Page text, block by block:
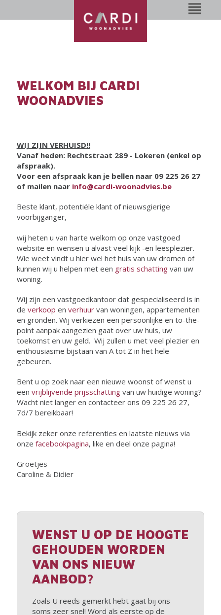
WELKOM BIJ CARDI
WOONADVIES
WIJ ZIJN VERHUISD!!
Vanaf heden: Rechtstraat 289 - Lokeren (enkel op
afspraak).
Voor een afspraak kan je bellen naar 09 225 26 27
of mailen naar info@cardi-woonadvies.be
Beste klant, potentiële klant of nieuwsgierige
voorbijganger,
wij heten u van harte welkom op onze vastgoed
website en wensen u alvast veel kijk -en leesplezier.
Wie weet vindt u hier wel het huis van uw dromen of
kunnen wij u helpen met een gratis schattingvan uw
woning.
Wij zijn een vastgoedkantoor dat gespecialiseerd is in
de verkoop en verhuurvan woningen, appartementen
en gronden. Wij verkiezen een persoonlijke en to-the-
point aanpak aangezien gaat over uw huis, uw
toekomst en uw geld. Wij zullen u met veel plezier en
enthousiasme bijstaan van A tot Z in het hele
gebeuren.
Bent u op zoek naar een nieuwe woonst of wenst u
een vrijblijvende prijsschattingvan uw huidige woning?
Wacht niet langer en contacteer ons 09 225 26 27,
7d/7 bereikbaar!
Bekijk zeker onze referenties en laatste nieuws via
onze facebookpagina, like en deel onze pagina!
Groetjes
Caroline & Didier
WENST U OP DE HOOGTE
GEHOUDEN WORDEN
VAN ONS NIEUW
AANBOD?
Zoals U reeds gemerkt hebt gaat bij ons
soms zeer snel! Word als eerste op de